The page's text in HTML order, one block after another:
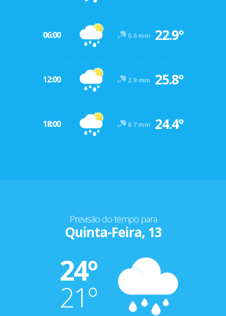
06:00 0.6 mm 22.9º
12:00 2.9 mm 25.8º
18:00 8.7 mm 24.4º
Previsão do tempo para
Quinta-Feira, 13
24º
21º